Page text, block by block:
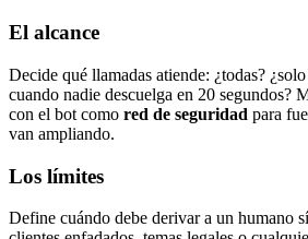
El alcance
Decide qué llamadas atiende: ¿todas?
cuando nadie descuelga en 20 segundos?
con el bot como red de seguridad para
van ampliando.
Los límites
Define cuándo debe derivar a un humano